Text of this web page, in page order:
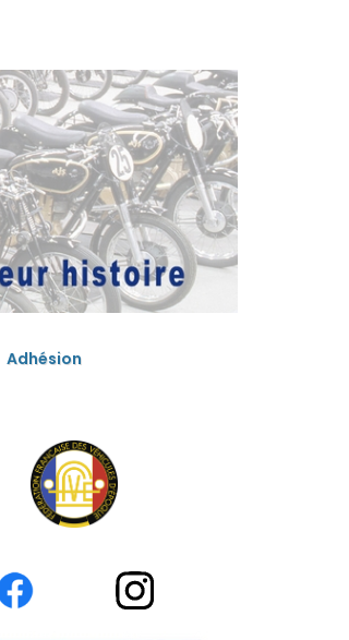
Adhésion